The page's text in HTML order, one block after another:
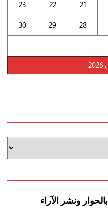
21
22
23
28
29
30
ونشر الآراء